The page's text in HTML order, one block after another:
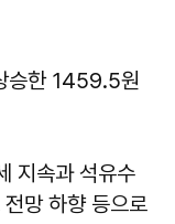
승한 1459.5원
지속과 석유수
망 하향 등으로